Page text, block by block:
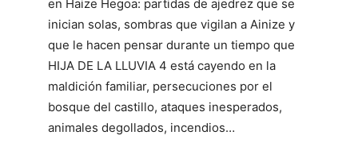
en Haize Hegoa: partidas de ajedrez que se
inician solas, sombras que vigilan a Ainize y
que le hacen pensar durante un tiempo que
HIJA DE LA LLUVIA 4 está cayendo en la
maldición familiar, persecuciones por el
bosque del castillo, ataques inesperados,
animales degollados, incendios…